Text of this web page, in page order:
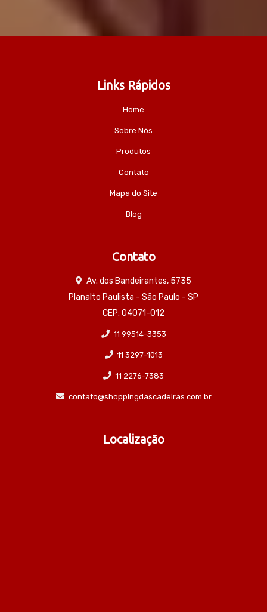
Links Rápidos
Home
Sobre Nós
Produtos
Contato
Mapa do Site
Blog
Contato
Av. dos Bandeirantes, 5735
Planalto Paulista - São Paulo - SP
CEP: 04071-012
11 99514-3353
11 3297-1013
11 2276-7383
contato@shoppingdascadeiras.com.br
Localização